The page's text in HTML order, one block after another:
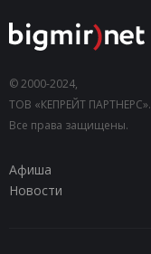
© 2000-2024,
ТОВ «КЕПРЕЙТ ПАРТНЕРС».
Все права защищены.
Афиша
Новости